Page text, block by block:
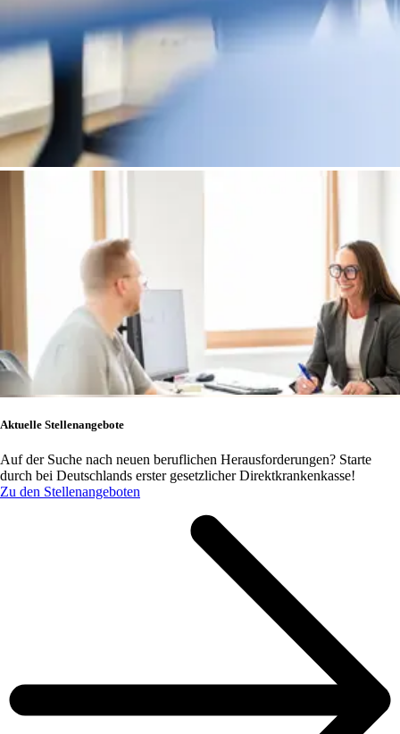
Aktuelle Stellenangebote
Auf der Suche nach neuen beruflichen Herausforderungen? Starte
durch bei Deutschlands erster gesetzlicher Direktkrankenkasse!
Zu den Stellenangeboten